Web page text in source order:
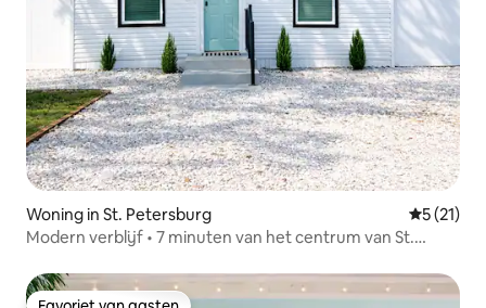
Woning in St. Petersburg
5 (21)
Modern verblijf • 7 minuten van het centrum van St.